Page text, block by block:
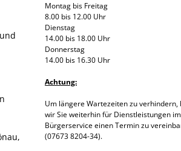
Montag bis Freitag
8.00 bis 12.00 Uhr
Dienstag
14.00 bis 18.00 Uhr
Donnerstag
14.00 bis 16.30 Uhr
Achtung:
Um längere Wartezeiten zu verhindern,
wir Sie weiterhin für Dienstleistungen im
Bürgerservice einen Termin zu
(07673 8204-34).